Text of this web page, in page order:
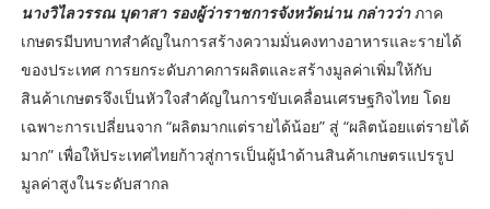
นางวิไลวรรณ บุดาสา รองผู้ว่าราชการจังหวัดน่าน กล่าวว่าภาค
เกษตรมีบทบาทสำคัญในการสร้างความมั่นคงทางอาหารและรายได้
ของประเทศ การยกระดับภาคการผลิตและสร้างมูลค่าเพิ่มให้กับ
สินค้าเกษตรจึงเป็นหัวใจสำคัญในการขับเคลื่อนเศรษฐกิจไทย โดย
เฉพาะการเปลี่ยนจาก “ผลิตมากแต่รายได้น้อย” สู่ “ผลิตน้อยแต่รายได้
มาก” เพื่อให้ประเทศไทยก้าวสู่การเป็นผู้นำด้านสินค้าเกษตรแปรรูป
มูลค่าสูงในระดับสากล